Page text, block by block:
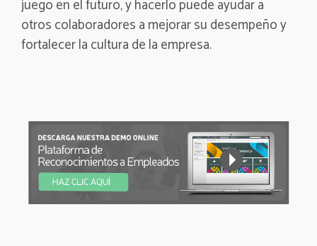
juego en el futuro, y hacerlo puede ayudar a
otros colaboradores a mejorar su desempeño y
fortalecer la cultura de la empresa.